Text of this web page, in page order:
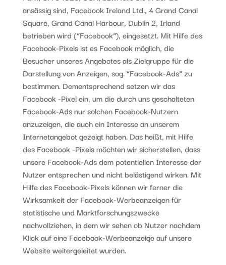
ansässig sind, Facebook Ireland Ltd., 4 Grand Canal
Square, Grand Canal Harbour, Dublin 2, Irland
betrieben wird (“Facebook”), eingesetzt. Mit Hilfe des
Facebook-Pixels ist es Facebook möglich, die
Besucher unseres Angebotes als Zielgruppe für die
Darstellung von Anzeigen, sog. “Facebook-Ads” zu
bestimmen. Dementsprechend setzen wir das
Facebook -Pixel ein, um die durch uns geschalteten
Facebook-Ads nur solchen Facebook-Nutzern
anzuzeigen, die auch ein Interesse an unserem
Internetangebot gezeigt haben. Das heißt, mit Hilfe
des Facebook -Pixels möchten wir sicherstellen, dass
unsere Facebook-Ads dem potentiellen Interesse der
Nutzer entsprechen und nicht belästigend wirken. Mit
Hilfe des Facebook-Pixels können wir ferner die
Wirksamkeit der Facebook-Werbeanzeigen für
statistische und Marktforschungszwecke
nachvollziehen, in dem wir sehen ob Nutzer nachdem
Klick auf eine Facebook-Werbeanzeige auf unsere
Website weitergeleitet wurden.